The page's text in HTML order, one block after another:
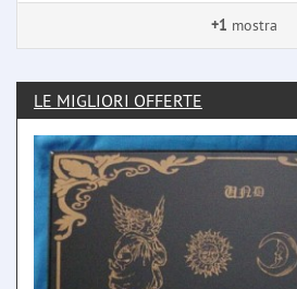
+1 mostra
LE MIGLIORI OFFERTE